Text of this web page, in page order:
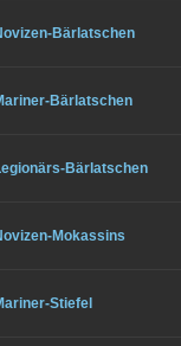
Bärlatschen
Bärlatschen
Bärlatschen
Mokassins
Stiefel